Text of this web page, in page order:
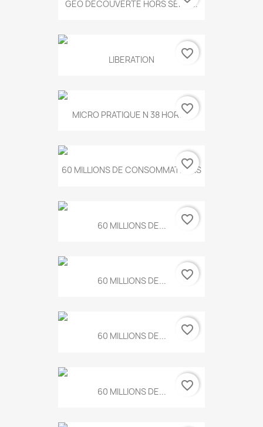
GEO DECOUVERTE HORS SERIE...
LIBERATION favorite_border
MICRO PRATIQUE N 38 HORS...
favorite_border
60 MILLIONS DE CONSOMMATEURS
favorite_border
60 MILLIONS DE... favorite_border
60 MILLIONS DE... favorite_border
60 MILLIONS DE... favorite_border
60 MILLIONS DE... favorite_border